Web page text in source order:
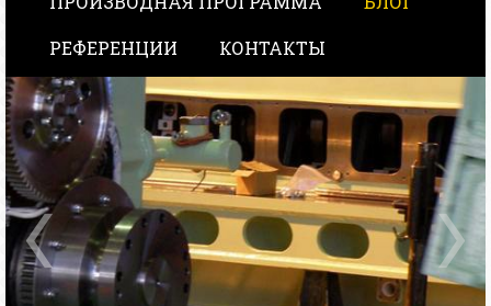
РЕФЕРЕНЦИИ
КОНТАКТЫ